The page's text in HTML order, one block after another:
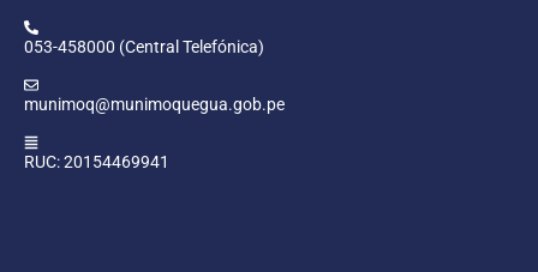
053-458000 (Central Telefónica)
munimoq@munimoquegua.gob.pe
RUC: 20154469941